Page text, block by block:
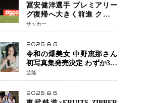
冨安健洋選手 プレミアリー
グ復帰へ大きく前進 クリス
タルパレス加入目前 メディ
カルチェックも通過
サッカー
2026.8.6
令和の爆美女 中野恵那さん
初写真集発売決定 わずか3日
で2560万インプレッション
を記録した話題の美貌を凝
縮
芸能
2026.8.6